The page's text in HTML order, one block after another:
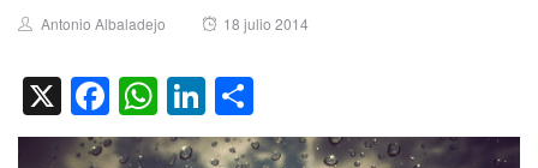
Author
Antonio Albaladejo
Posted
18 julio 2014
X Facebook
WhatsApp
LinkedIn